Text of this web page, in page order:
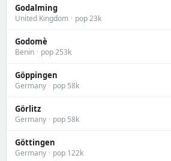
Godalming
United Kingdom · pop 23k
Godomè
Benin · pop 253k
Göppingen
Germany · pop 58k
Görlitz
Germany · pop 58k
Göttingen
Germany · pop 122k